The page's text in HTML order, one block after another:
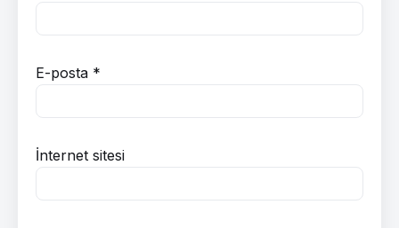
E-posta *
İnternet sitesi